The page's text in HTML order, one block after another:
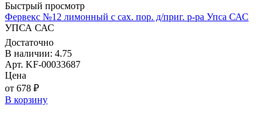
Быстрый просмотр
Фервекс №12 лимонный с сах. пор. д/приг. р-ра Упса САС
УПСА САС
Достаточно
В наличии: 4.75
Арт. KF-00033687
Цена
от 678 ₽
В корзину